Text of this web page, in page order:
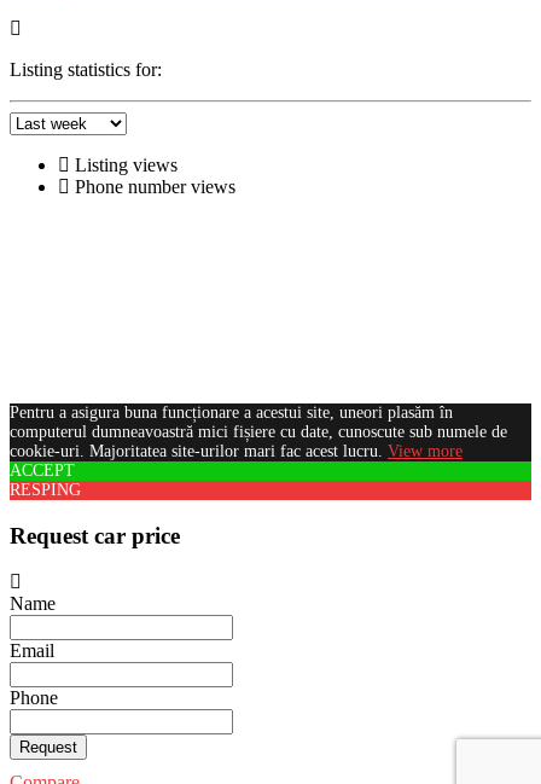
Listing statistics for:
Listing views
Phone number views
Pentru a asigura buna funcționare a acestui site, uneori plasăm în
computerul dumneavoastră mici fișiere cu date, cunoscute sub numele de
cookie-uri. Majoritatea site-urilor mari fac acest lucru. View more
ACCEPT
RESPING
Request car price
Name
Email
Phone
Request